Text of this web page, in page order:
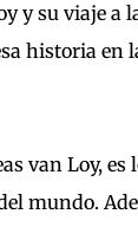
y su viaje
historia en
van Loy,
mundo.